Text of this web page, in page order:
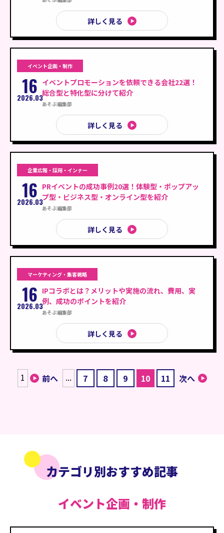
詳しく見る
イベント企画・制作
16
2026.03
イベントプロモーションを依頼できる会社22選！
総合型と特化型に分けて紹介
あそぶ編集部
詳しく見る
企業広報・採用・インナー
16
2026.03
PRイベントの成功事例20選！体験型・ポップアッ
プ型・ビジネス型・オンライン型を紹介
あそぶ編集部
詳しく見る
マーケティング・集客戦略
16
2026.03
IPコラボとは？メリットや実施の流れ、費用、実
例、成功のポイントを紹介
あそぶ編集部
詳しく見る
1 前へ ... 7 8 9 10 11 次へ
カテゴリ別おすすめ記事
イベント企画・制作